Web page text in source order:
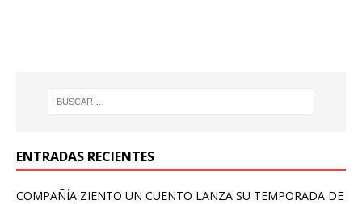
ENTRADAS RECIENTES
COMPAÑÍA ZIENTO UN CUENTO LANZA SU TEMPORADA DE